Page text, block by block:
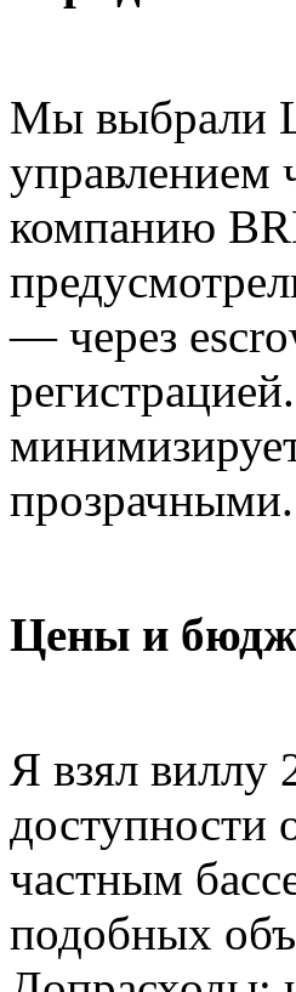
Мы выбрали
управлением
компанию
— через
прозрачными.
Цены и
Я взял виллу
доступности
частным
подобных